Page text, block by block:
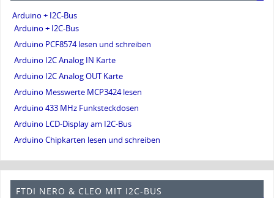
Arduino + I2C-Bus
Arduino + I2C-Bus
Arduino PCF8574 lesen und schreiben
Arduino I2C Analog IN Karte
Arduino I2C Analog OUT Karte
Arduino Messwerte MCP3424 lesen
Arduino 433 MHz Funksteckdosen
Arduino LCD-Display am I2C-Bus
Arduino Chipkarten lesen und schreiben
FTDI NERO & CLEO MIT I2C-BUS